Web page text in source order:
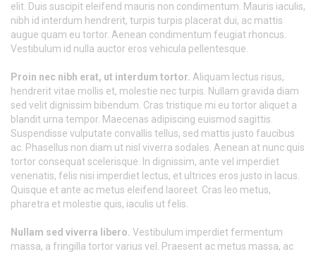
elit. Duis suscipit eleifend mauris non condimentum. Mauris iaculis,
nibh id interdum hendrerit, turpis turpis placerat dui, ac mattis
augue quam eu tortor. Aenean condimentum feugiat rhoncus.
Vestibulum id nulla auctor eros vehicula pellentesque.
Proin nec nibh erat, ut interdum tortor. Aliquam lectus risus,
hendrerit vitae mollis et, molestie nec turpis. Nullam gravida diam
sed velit dignissim bibendum. Cras tristique mi eu tortor aliquet a
blandit urna tempor. Maecenas adipiscing euismod sagittis.
Suspendisse vulputate convallis tellus, sed mattis justo faucibus
ac. Phasellus non diam ut nisl viverra sodales. Aenean at nunc quis
tortor consequat scelerisque. In dignissim, ante vel imperdiet
venenatis, felis nisi imperdiet lectus, et ultrices eros justo in lacus.
Quisque et ante ac metus eleifend laoreet. Cras leo metus,
pharetra et molestie quis, iaculis ut felis.
Nullam sed viverra libero. Vestibulum imperdiet fermentum
massa, a fringilla tortor varius vel. Praesent ac metus massa, ac